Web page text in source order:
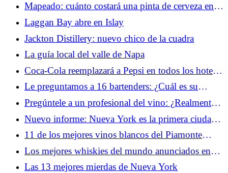
Mapeado: cuánto costará una pinta de cerveza en
los 50 estados de EE. UU. en 2026
Laggan Bay abre en Islay
Jackton Distillery: nuevo chico de la cuadra
La guía local del valle de Napa
Coca-Cola reemplazará a Pepsi en todos los hoteles
Marriott en todo el mundo, poniendo fin a una
asociación de 34 años
Le preguntamos a 16 bartenders: ¿Cuál es su
pedido de bar en el aeropuerto?
Pregúntele a un profesional del vino: ¿Realmente
importan los clones de uva?
Nuevo informe: Nueva York es la primera ciudad
importante en cruzar el umbral de $9 por una pinta
de cerveza
11 de los mejores vinos blancos del Piamonte
italiano
Los mejores whiskies del mundo anunciados en
los World Whisky Awards 2026
Las 13 mejores mierdas de Nueva York